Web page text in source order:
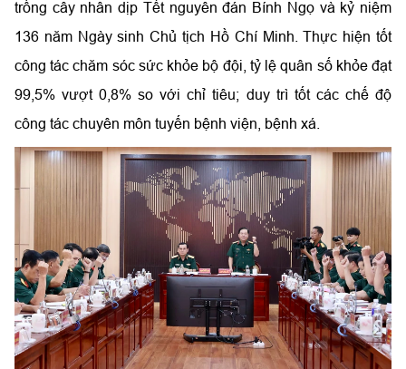
trồng cây nhân dịp Tết nguyên đán Bính Ngọ và kỷ niệm
136 năm Ngày sinh Chủ tịch Hồ Chí Minh. Thực hiện tốt
công tác chăm sóc sức khỏe bộ đội, tỷ lệ quân số khỏe đạt
99,5% vượt 0,8% so với chỉ tiêu; duy trì tốt các chế độ
công tác chuyên môn tuyến bệnh viện, bệnh xá.